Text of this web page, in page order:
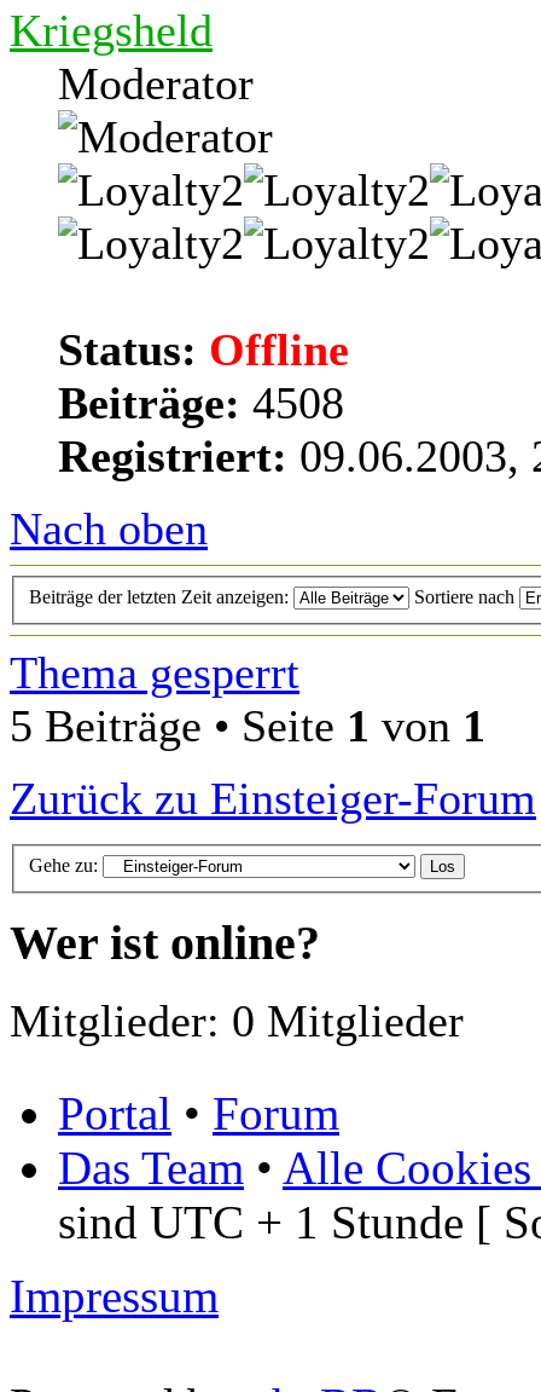
Kriegsheld
Moderator
Status: Offline
Beiträge: 4508
Registriert: 09.06.2003,
Nach oben
Beiträge der letzten Zeit anzeigen: Sortiere nach
Thema gesperrt
5 Beiträge • Seite 1 von 1
Zurück zu Einsteiger-Forum
Gehe zu:
Wer ist online?
Mitglieder: 0 Mitglieder
Portal • Forum
Das Team • Alle Cookies
sind UTC + 1 Stunde [
Impressum